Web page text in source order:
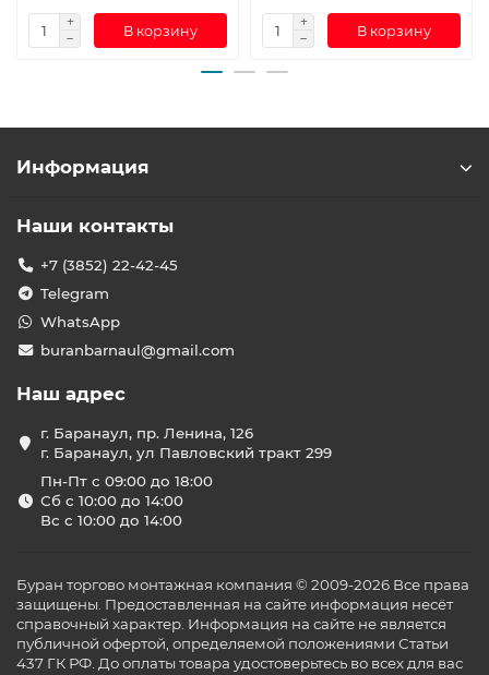
В корзину В корзину
Информация
Наши контакты
+7 (3852) 22-42-45
Telegram
WhatsApp
buranbarnaul@gmail.com
Наш адрес
г. Баранаул, пр. Ленина, 126
г. Баранаул, ул Павловский тракт 299
Пн-Пт с 09:00 до 18:00
Сб с 10:00 до 14:00
Вс с 10:00 до 14:00
Буран торгово монтажная компания © 2009-2026 Все права
защищены. Предоставленная на сайте информация несёт
справочный характер. Информация на сайте не является
публичной офертой, определяемой положениями Статьи
437 ГК РФ. До оплаты товара удостоверьтесь во всех для вас